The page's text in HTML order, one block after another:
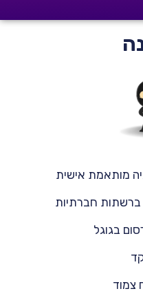
מותאמת אישית
ברשתות חברתיות
בגוגל
צמוד